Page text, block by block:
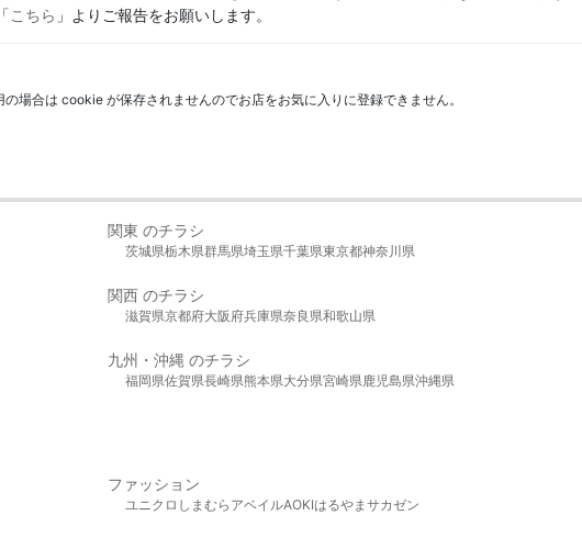
こちら 」よりご報告をお願いします。
場合は cookie が保存されませんのでお店をお気に入りに登録できません。
関東 のチラシ
茨城県栃木県群馬県埼玉県千葉県東京都神奈川県
関西 のチラシ
滋賀県京都府大阪府兵庫県奈良県和歌山県
九州・沖縄 のチラシ
福岡県佐賀県長崎県熊本県大分県宮崎県鹿児島県沖縄県
ファッション
ユニクロ しまむら アベイルAOKIはるやま サカゼン